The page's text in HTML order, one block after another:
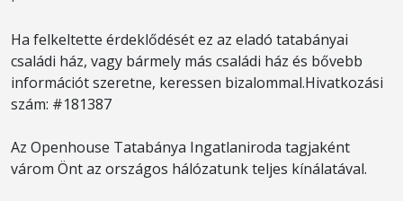
Ha felkeltette érdeklődését ez az eladó tatabányai
családi ház, vagy bármely más családi ház és bővebb
információt szeretne, keressen bizalommal.Hivatkozási
szám: #181387
Az Openhouse Tatabánya Ingatlaniroda tagjaként
várom Önt az országos hálózatunk teljes kínálatával.